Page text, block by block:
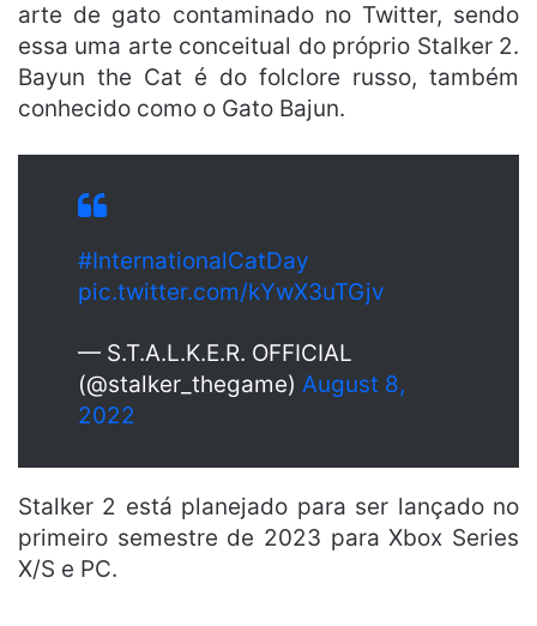
arte de gato contaminado no Twitter, sendo
essa uma arte conceitual do próprio Stalker 2.
Bayun the Cat é do folclore russo, também
conhecido como o Gato Bajun.
#InternationalCatDay
pic.twitter.com/kYwX3uTGjv
— S.T.A.L.K.E.R. OFFICIAL
(@stalker_thegame) August 8,
2022
Stalker 2 está planejado para ser lançado no
primeiro semestre de 2023 para Xbox Series
X/S e PC.